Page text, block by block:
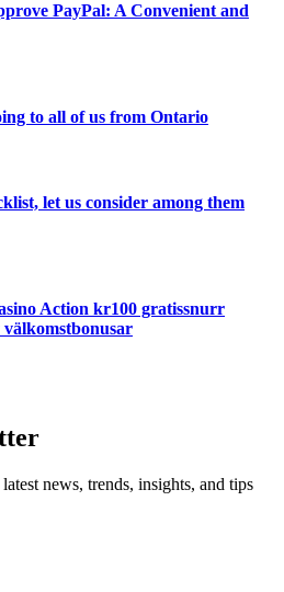
PayPal: A Convenient and
to all of us from Ontario
let us consider among them
Action kr100 gratissnurr
news, trends, insights, and tips